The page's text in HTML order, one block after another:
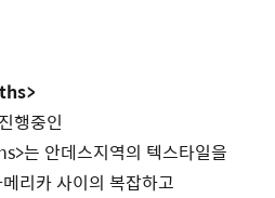
행중인
는 안데스지역의 텍스타일을
리카 사이의 복잡하고